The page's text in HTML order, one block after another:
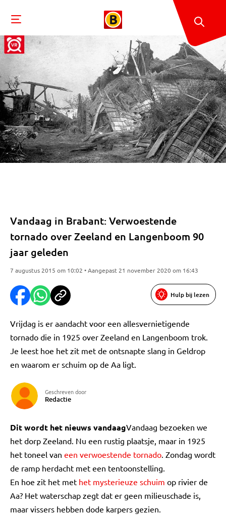
Vandaag in Brabant: Verwoestende
tornado over Zeeland en Langenboom 90
jaar geleden
7 augustus 2015 om 10:02 • Aangepast 21 november 2020 om 16:43
Hulp bij lezen
Vrijdag is er aandacht voor een allesvernietigende
tornado die in 1925 over Zeeland en Langenboom trok.
Je leest hoe het zit met de ontsnapte slang in Geldrop
en waarom er schuim op de Aa ligt.
Geschreven door
Redactie
Dit wordt het nieuws vandaagVandaag bezoeken we
het dorp Zeeland. Nu een rustig plaatsje, maar in 1925
het toneel van een verwoestende tornado. Zondag wordt
de ramp herdacht met een tentoonstelling.
En hoe zit het met het mysterieuze schuim op rivier de
Aa? Het waterschap zegt dat er geen milieuschade is,
maar vissers hebben dode karpers gezien.